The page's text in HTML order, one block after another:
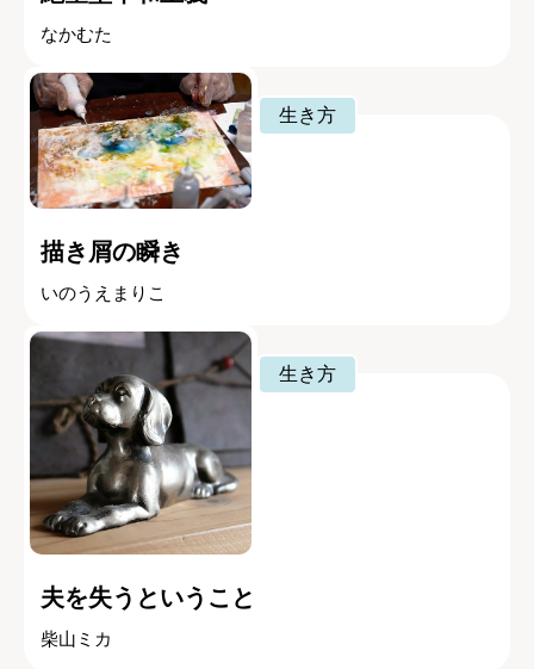
なかむた
生き方
描き屑の瞬き
いのうえまりこ
生き方
夫を失うということ
柴山ミカ